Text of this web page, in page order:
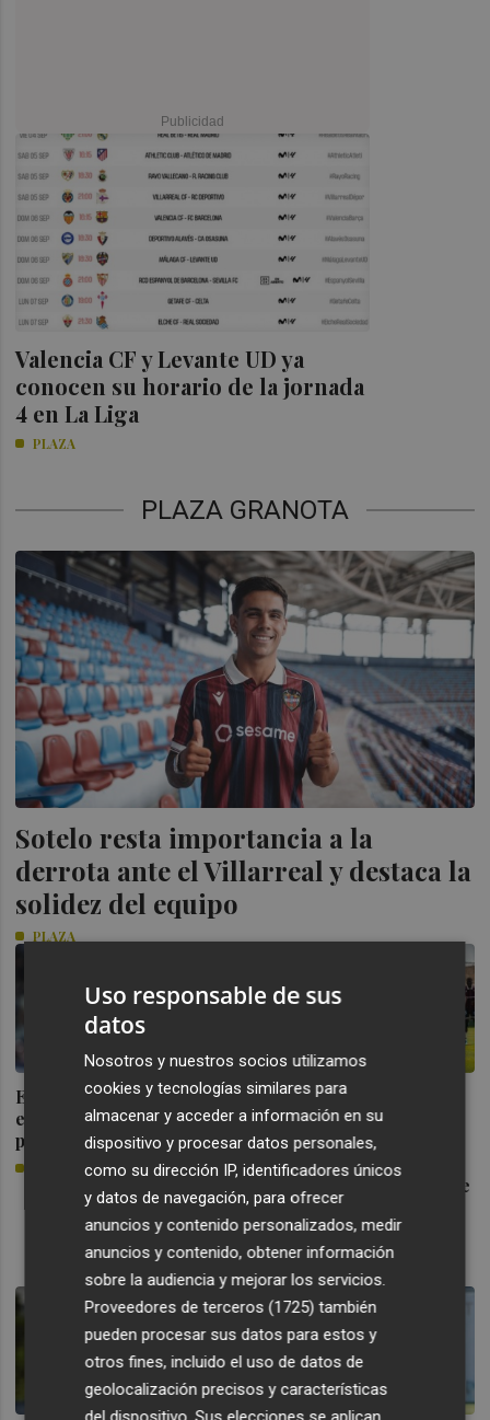
Valencia CF y Levante UD ya
conocen su horario de la jornada
4 en La Liga
PLAZA
PLAZA GRANOTA
Sotelo resta importancia a la
derrota ante el Villarreal y destaca la
solidez del equipo
PLAZA
Elgezabal admite que no
esperaba marcharse "tan
pronto" del Levante
El Levante sube el listón de
exigencia del verano con
un amistoso ante el
Villarreal
PLAZA
Uso responsable de sus
datos
Nosotros y nuestros socios utilizamos
cookies y tecnologías similares para
almacenar y acceder a información en su
dispositivo y procesar datos personales,
como su dirección IP, identificadores únicos
y datos de navegación, para ofrecer
anuncios y contenido personalizados, medir
anuncios y contenido, obtener información
sobre la audiencia y mejorar los servicios.
Proveedores de terceros (1725) también
pueden procesar sus datos para estos y
otros fines, incluido el uso de datos de
geolocalización precisos y características